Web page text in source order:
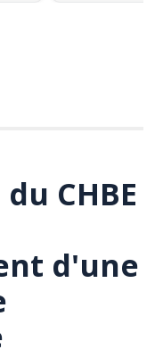
CHBE
d'une